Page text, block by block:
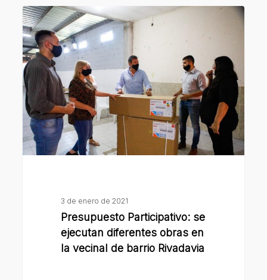
Presupuesto
Participativo:
se
ejecutan
diferentes
obras
en
la
vecinal
Rivadavia3 de enero de 2021
Presupuesto Participativo: se
ejecutan diferentes obras en
la vecinal de barrio Rivadavia